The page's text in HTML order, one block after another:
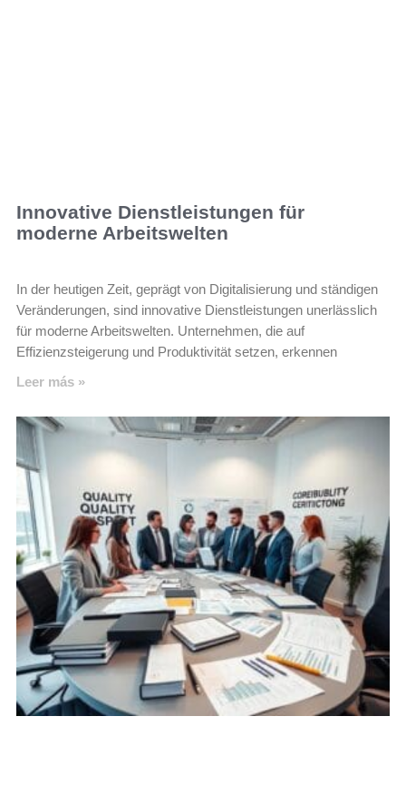
Innovative Dienstleistungen für
moderne Arbeitswelten
In der heutigen Zeit, geprägt von Digitalisierung und ständigen
Veränderungen, sind innovative Dienstleistungen unerlässlich
für moderne Arbeitswelten. Unternehmen, die auf
Effizienzsteigerung und Produktivität setzen, erkennen
Leer más »